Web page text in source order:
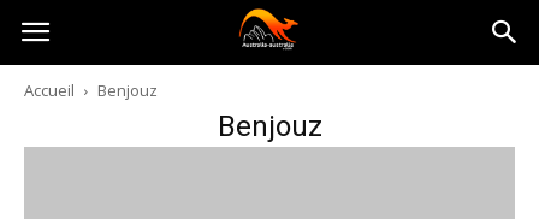
Australia-
australie.com
Accueil Benjouz
Benjouz